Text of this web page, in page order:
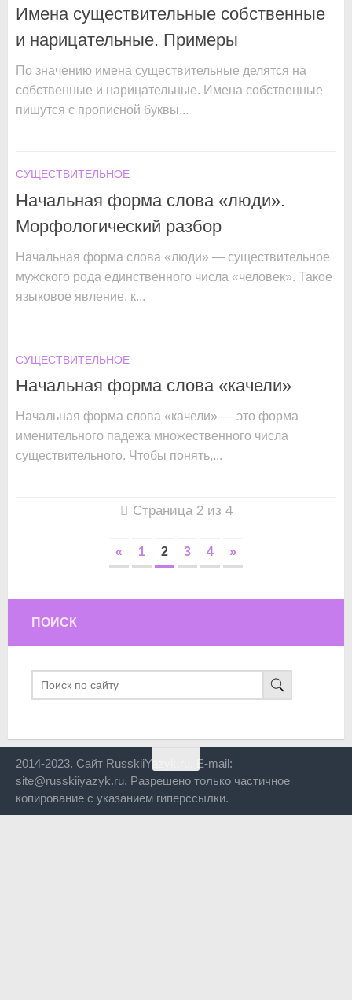
Имена существительные собственные
и нарицательные. Примеры
По значению имена существительные делятся на
собственные и нарицательные. Имена собственные
пишутся с прописной буквы...
СУЩЕСТВИТЕЛЬНОЕ
Начальная форма слова «люди».
Морфологический разбор
Начальная форма слова «люди» — существительное
мужского рода единственного числа «человек». Такое
языковое явление, к...
СУЩЕСТВИТЕЛЬНОЕ
Начальная форма слова «качели»
Начальная форма слова «качели» — это форма
именительного падежа множественного числа
существительного. Чтобы понять,...
Страница 2 из 4
« 1 2 3 4 »
ПОИСК
2014-2023. Сайт RusskiiYazyk.ru. E-mail:
site@russkiiyazyk.ru. Разрешено только частичное
копирование с указанием гиперссылки.